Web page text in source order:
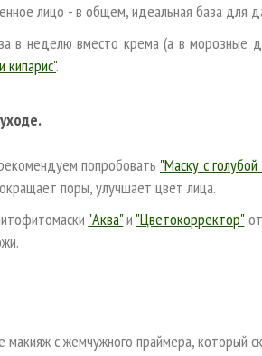
лицо - в общем, идеальная база для
в неделю вместо крема (а в морозные
кипарис".
попробовать "Маску с голубой
поры, улучшает цвет лица.
"Аква"и "Цветокорректор"от
макияж с жемчужного праймера, который